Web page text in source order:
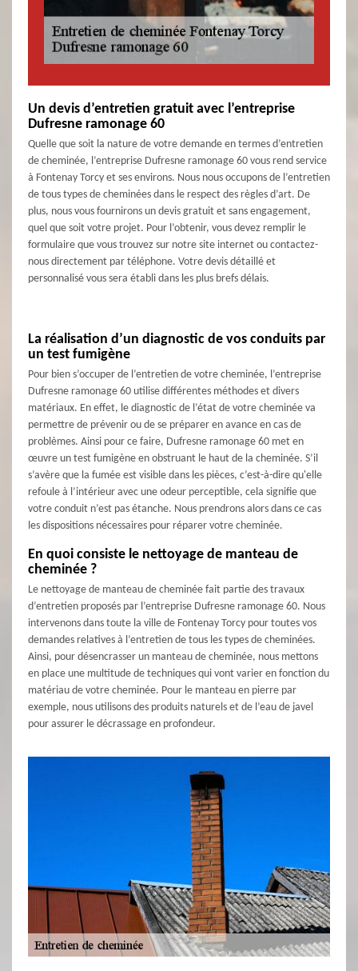
Un devis d’entretien gratuit avec l’entreprise
Dufresne ramonage 60
Quelle que soit la nature de votre demande en termes d’entretien
de cheminée, l’entreprise Dufresne ramonage 60 vous rend service
à Fontenay Torcy et ses environs. Nous nous occupons de l’entretien
de tous types de cheminées dans le respect des règles d’art. De
plus, nous vous fournirons un devis gratuit et sans engagement,
quel que soit votre projet. Pour l’obtenir, vous devez remplir le
formulaire que vous trouvez sur notre site internet ou contactez-
nous directement par téléphone. Votre devis détaillé et
personnalisé vous sera établi dans les plus brefs délais.
La réalisation d’un diagnostic de vos conduits par
un test fumigène
Pour bien s’occuper de l’entretien de votre cheminée, l’entreprise
Dufresne ramonage 60 utilise différentes méthodes et divers
matériaux. En effet, le diagnostic de l’état de votre cheminée va
permettre de prévenir ou de se préparer en avance en cas de
problèmes. Ainsi pour ce faire, Dufresne ramonage 60 met en
œuvre un test fumigène en obstruant le haut de la cheminée. S’il
s’avère que la fumée est visible dans les pièces, c’est-à-dire qu'elle
refoule à l’intérieur avec une odeur perceptible, cela signifie que
votre conduit n’est pas étanche. Nous prendrons alors dans ce cas
les dispositions nécessaires pour réparer votre cheminée.
En quoi consiste le nettoyage de manteau de
cheminée ?
Le nettoyage de manteau de cheminée fait partie des travaux
d’entretien proposés par l’entreprise Dufresne ramonage 60. Nous
intervenons dans toute la ville de Fontenay Torcy pour toutes vos
demandes relatives à l’entretien de tous les types de cheminées.
Ainsi, pour désencrasser un manteau de cheminée, nous mettons
en place une multitude de techniques qui vont varier en fonction du
matériau de votre cheminée. Pour le manteau en pierre par
exemple, nous utilisons des produits naturels et de l’eau de javel
pour assurer le décrassage en profondeur.